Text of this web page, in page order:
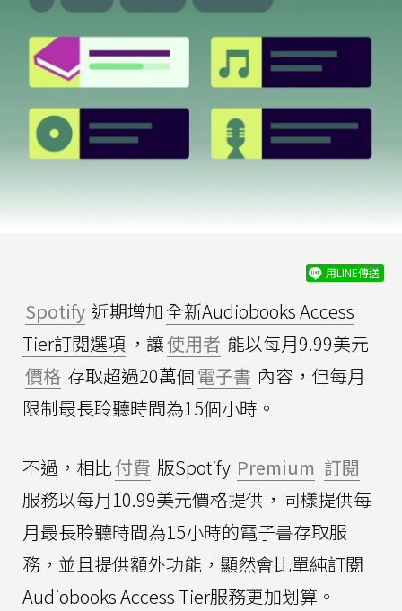
用LINE傳送
Spotify 近期增加全新Audiobooks Access
Tier訂閱選項 ，讓使用者 能以每月9.99美元
價格 存取超過20萬個電子書 內容，但每月
限制最長聆聽時間為15個小時。
不過，相比付費 版Spotify Premium 訂閱
服務以每月10.99美元價格提供，同樣提供每
月最長聆聽時間為15小時的電子書存取服
務，並且提供額外功能，顯然會比單純訂閱
Audiobooks Access Tier服務更加划算。